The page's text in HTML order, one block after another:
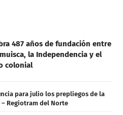
487 años de fundación entre
la Independencia y el
colonial
para julio los prepliegos de la
Regiotram del Norte